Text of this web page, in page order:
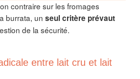
contraire sur les fromages
burrata, un seul critère prévaut
de la sécurité.
entre lait cru et lait